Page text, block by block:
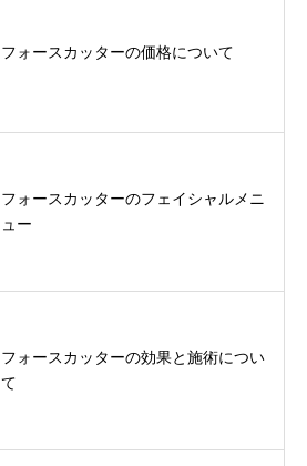
フォースカッターの価格について
フォースカッターのフェイシャルメニ
ュー
フォースカッターの効果と施術につい
て